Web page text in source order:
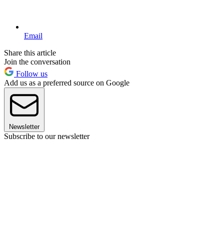
Email
Share this article
Join the conversation
Follow us
Add us as a preferred source on Google
Newsletter
Subscribe to our newsletter